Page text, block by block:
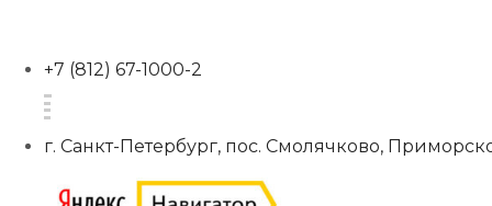
+7 (812) 67-1000-2
г. Санкт-Петербург, пос. Смолячково,